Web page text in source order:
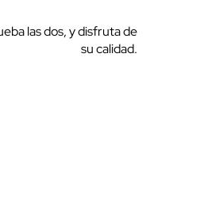
las dos, y disfruta de
su calidad.